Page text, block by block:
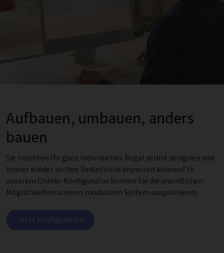
Aufbauen, umbauen, anders
bauen
Sie möchten Ihr ganz individuelles Regal selbst designen und
immer wieder an Ihre Bedürfnisse anpassen können? In
unserem Online-Konfigurator können Sie die unendlichen
Möglichkeiten unseres modularen System ausprobieren.
Jetzt konfigurieren